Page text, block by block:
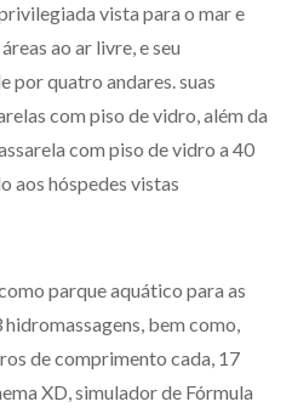
vista para o mar e
ao ar livre, e seu
por quatro andares. suas
com piso de vidro, além da
com piso de vidro a 40
aos hóspedes vistas
parque aquático para as
bem como,
de comprimento cada, 17
XD, simulador de Fórmula